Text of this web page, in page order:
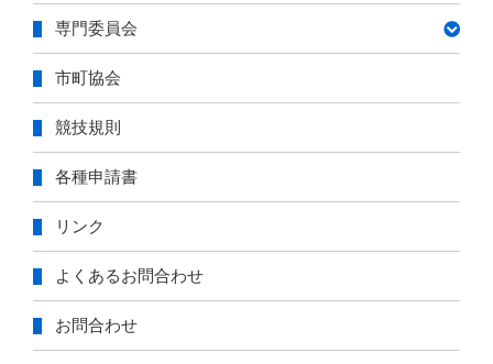
専門委員会
市町協会
競技規則
各種申請書
リンク
よくあるお問合わせ
お問合わせ